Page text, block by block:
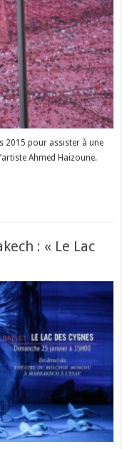
2015 pour assister à une
Ahmed Haizoune.
: « Le Lac